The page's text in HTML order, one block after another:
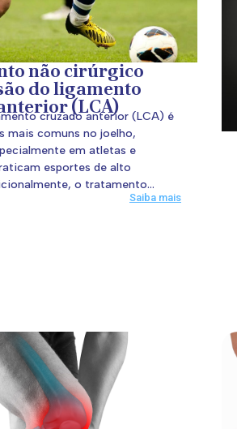
não cirúrgico
do ligamento
(LCA)
cruzado anterior (LCA) é
mais comuns no joelho,
em atletas e
esportes de alto
o tratamento...
Saiba mais